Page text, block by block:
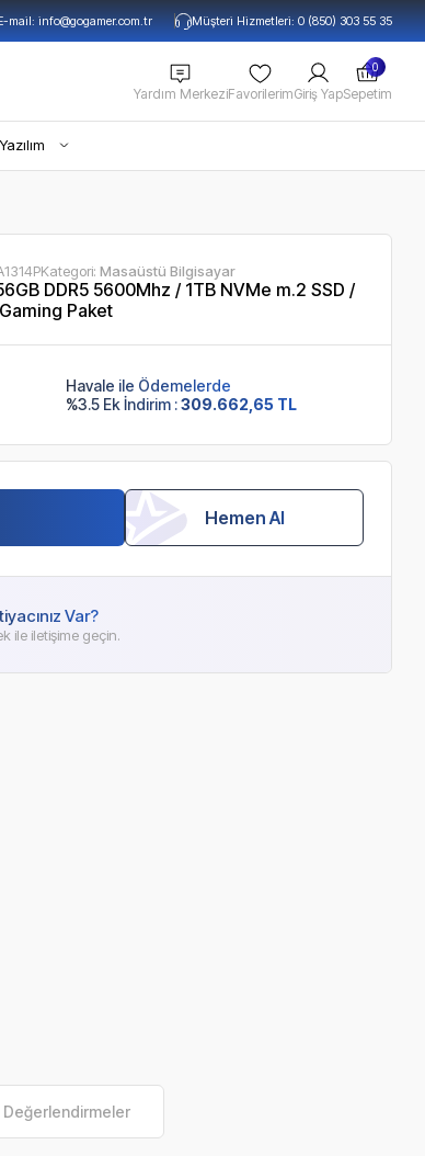
mail:info@gogamer.com.tr Müşteri Hizmetleri: 0 (850) 303 55 35
Yardım MerkeziFavorilerimGiriş Yap
0
Sepetim
Yazılım
Kategori:Masaüstü Bilgisayar
DDR5 5600Mhz / 1TB NVMe m.2 SSD /
Paket
Havale ile Ödemelerde
%3.5 Ek İndirim :309.662,65 TL
Hemen Al
Var?
ile iletişime geçin.
Değerlendirmeler